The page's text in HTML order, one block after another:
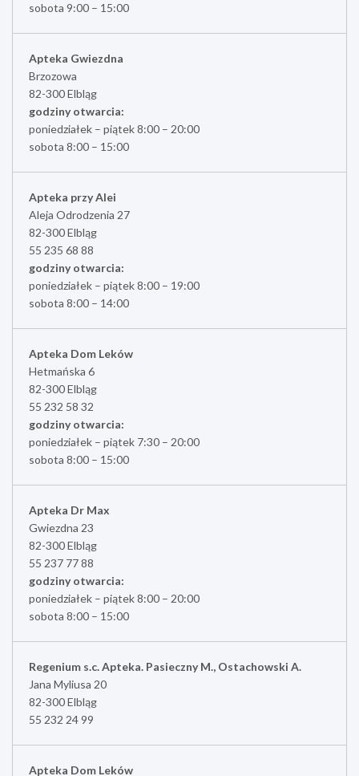
sobota 9:00 – 15:00
Apteka Gwiezdna
Brzozowa
82-300 Elbląg
godziny otwarcia:
poniedziałek – piątek 8:00 – 20:00
sobota 8:00 – 15:00
Apteka przy Alei
Aleja Odrodzenia 27
82-300 Elbląg
55 235 68 88
godziny otwarcia:
poniedziałek – piątek 8:00 – 19:00
sobota 8:00 – 14:00
Apteka Dom Leków
Hetmańska 6
82-300 Elbląg
55 232 58 32
godziny otwarcia:
poniedziałek – piątek 7:30 – 20:00
sobota 8:00 – 15:00
Apteka Dr Max
Gwiezdna 23
82-300 Elbląg
55 237 77 88
godziny otwarcia:
poniedziałek – piątek 8:00 – 20:00
sobota 8:00 – 15:00
Regenium s.c. Apteka. Pasieczny M., Ostachowski A.
Jana Myliusa 20
82-300 Elbląg
55 232 24 99
Apteka Dom Leków